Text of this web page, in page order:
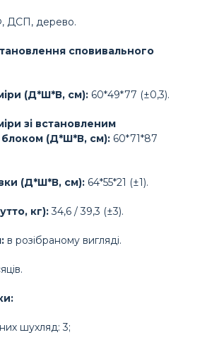
ДСП, дерево.
сповивального
(Д*Ш*В, см): 60*49*77 (±0,3).
зі встановленим
(Д*Ш*В, см): 60*71*87
(Д*Ш*В, см): 64*55*21 (±1).
кг):34,6 / 39,3 (±3).
в розібраному вигляді.
шухляд: 3;